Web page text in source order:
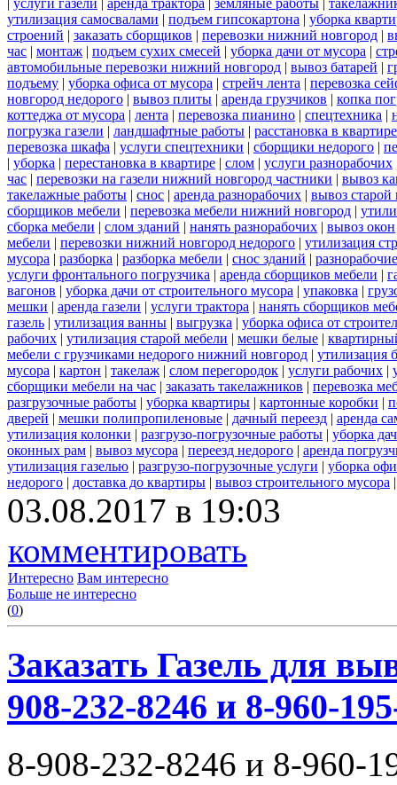
| услуги газели | аренда трактора | земляные работы |
утилизация самосвалами | подъем гипсокартона | уборка
строений | заказать сборщиков | перевозки нижний новгород |
час | монтаж | подъем сухих смесей | уборка дачи от мусора |
автомобильные перевозки нижний новгород | вывоз батарей |
подъему | уборка офиса от мусора | стрейч лента | перевозка
новгород недорого | вывоз плиты | аренда грузчиков | копка
коттеджа от мусора | лента | перевозка пианино | спецтехника |
погрузка газели | ландшафтные работы | расстановка в квартире
перевозка шкафа | услуги спецтехники | сборщики недорого |
| уборка | перестановка в квартире | слом | услуги разнорабочих
час | перевозки на газели нижний новгород частники | вывоз
такелажные работы | снос | аренда разнорабочих | вывоз старой
сборщиков мебели | перевозка мебели нижний новгород |
сборка мебели | слом зданий | нанять разнорабочих | вывоз окон
мебели | перевозки нижний новгород недорого | утилизация
мусора | разборка | разборка мебели | снос зданий |
услуги фронтального погрузчика | аренда сборщиков мебели |
вагонов | уборка дачи от строительного мусора | упаковка |
мешки | аренда газели | услуги трактора | нанять сборщиков
газель | утилизация ванны | выгрузка | уборка офиса от
рабочих | утилизация старой мебели | мешки белые |
мебели с грузчиками недорого нижний новгород | утилизация
мусора | картон | такелаж | слом перегородок | услуги рабочих |
сборщики мебели на час | заказать такелажников | перевозка
разгрузочные работы | уборка квартиры | картонные коробки |
дверей | мешки полипропиленовые | дачный переезд | аренда
утилизация колонки | разгрузо-погрузочные работы | уборка
оконных рам | вывоз мусора | переезд недорого | аренда
утилизация газелью | разгрузо-погрузочные услуги | уборка
недорого | доставка до квартиры | вывоз строительного мусора
03.08.2017 в 19:03
комментировать
Интересно Вам интересно
Больше не интересно
(0)
Заказать Газель для
908-232-8246 и 8-960-
8-908-232-8246 и 8-960-